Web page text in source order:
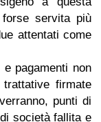
servita più
attentati come
pagamenti non
firmate
punti di
società fallita e